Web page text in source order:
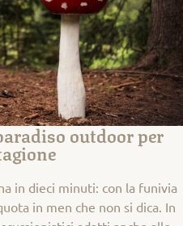
outdoor per
in dieci minuti: con la funivia
in men che non si dica. In